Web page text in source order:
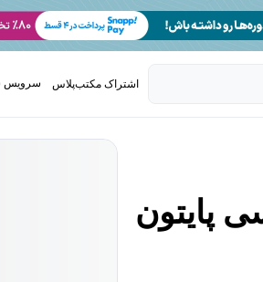
اشتراک مکتب‌پلاس سرویس
پایتون